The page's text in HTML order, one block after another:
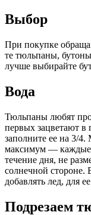
Выбор
При покупке
те тюльпаны,
лучше выбирайте
Вода
Тюльпаны любят
первых зацветают в
заполните ее на 3/
максимум — каждые
течение дня, не
солнечной стороне.
добавлять лед, для
Подрезаем